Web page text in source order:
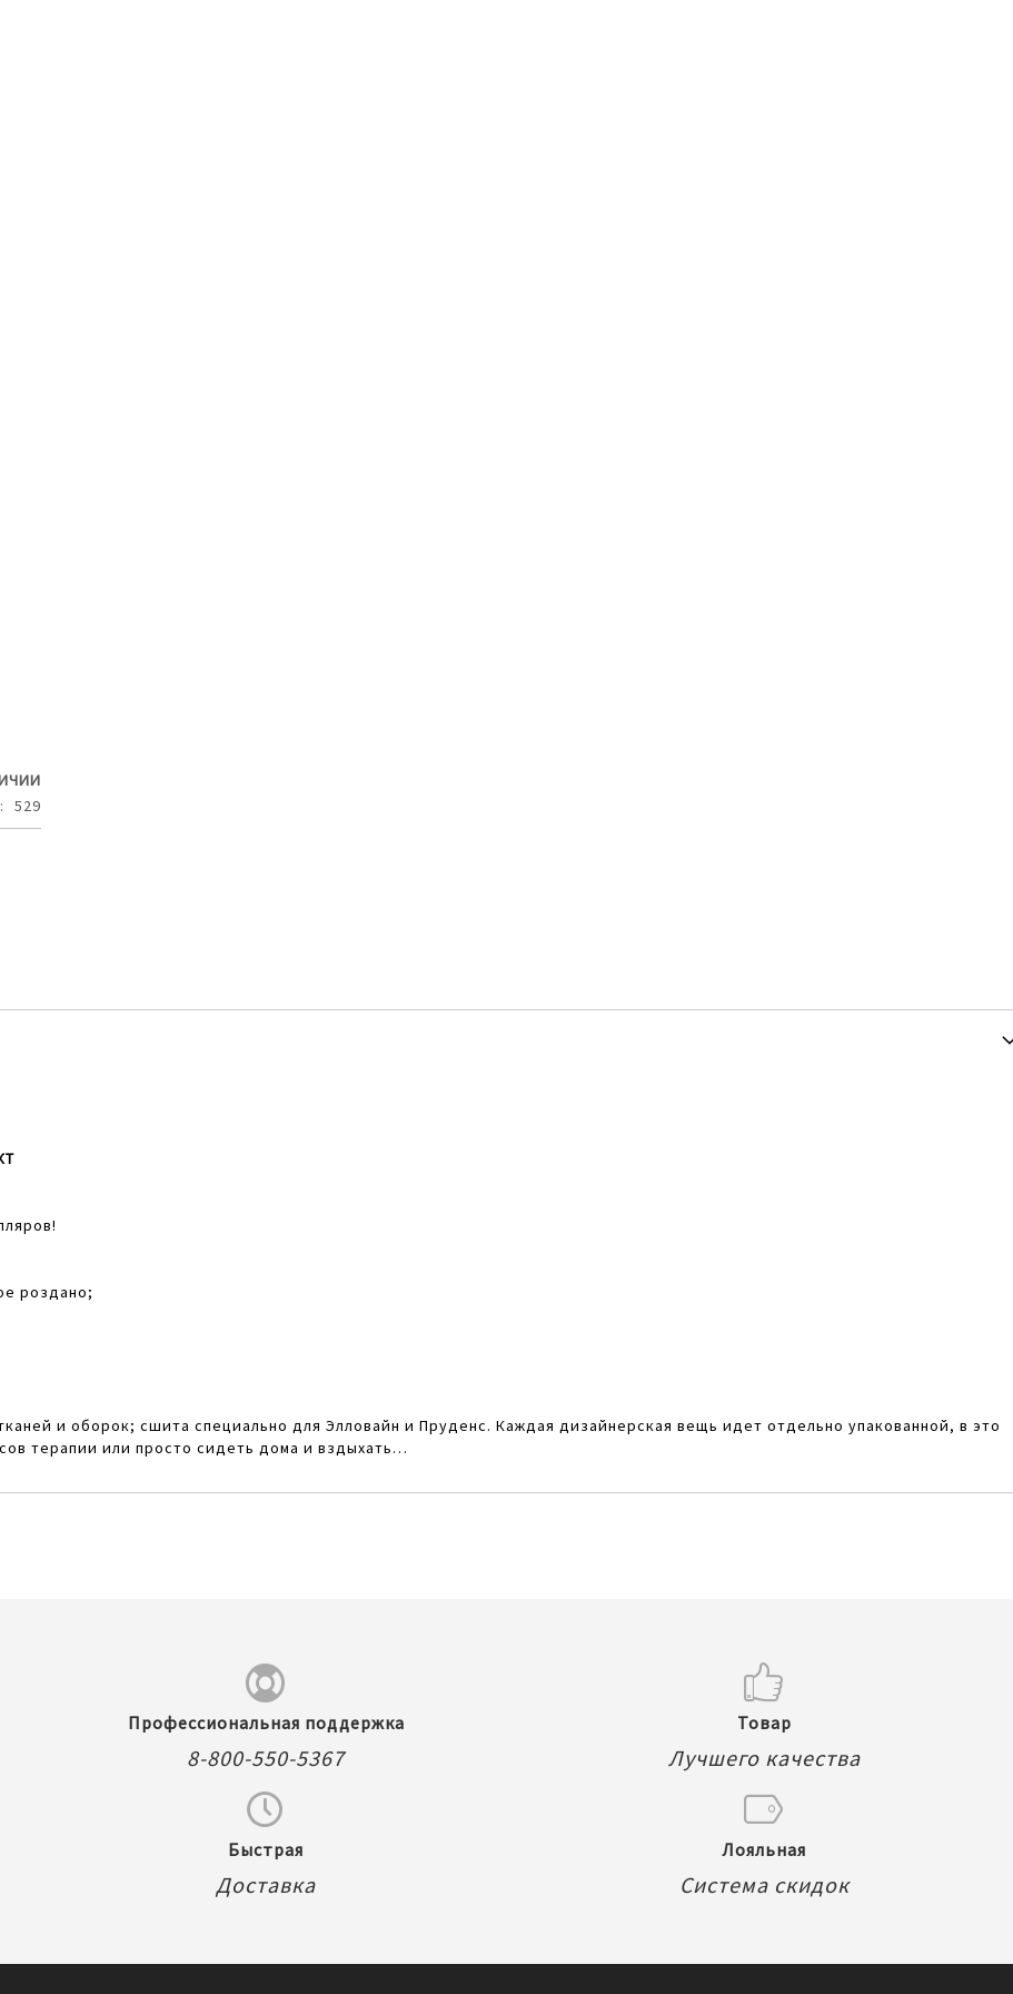
529
роздано;
и оборок; сшита специально для Элловайн и Пруденс. Каждая дизайнерская вещь идет отдельно упакованной, в это
терапии или просто сидеть дома и вздыхать…
Профессиональная поддержка
8-800-550-5367
Товар
Лучшего качества
Быстрая
Доставка
Лояльная
Система скидок